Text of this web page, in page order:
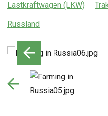
Lastkraftwagen (LKW)
Russland